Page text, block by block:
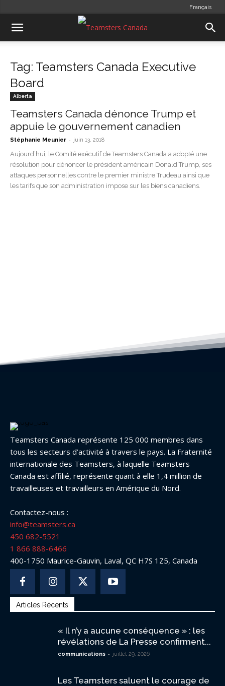
Français
Tag: Teamsters Canada Executive
Board
Alberta
Teamsters Canada dénonce Trump et
appuie le gouvernement canadien
Stéphanie Meunier - juin 13, 2018
Aujourd’hui, le Comité exécutif de Teamsters Canada a adopté une
résolution pour dénoncer le président américain Donald Trump, ses
attaques personnelles contre le premier ministre Trudeau ainsi que
les tarifs que son administration impose sur les biens canadiens.
Teamsters Canada représente 125 000 membres dans
tous les secteurs d’activité à travers le pays. La Fraternité
internationale des Teamsters, à laquelle Teamsters
Canada est affilié, représente quant à elle 1,4 million de
travailleuses et travailleurs en Amérique du Nord.
Contactez-nous :
info@teamsters.ca
450 682-5521
1 866 888-6466
400-1750 Maurice-Gauvin, Laval, QC H7S 1Z5, Canada
Articles Récents
« Il n’y a aucune conséquence » : les
révélations de La Presse confirment...
communications - juillet 29, 2026
Les Teamsters saluent le courage de